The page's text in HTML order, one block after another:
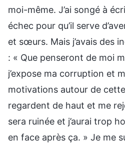
moi-même. J’ai songé à
échec pour qu’il serve
et sœurs. Mais j’avais des
: « Que penseront de moi
j’expose ma corruption et
motivations autour de cette
regardent de haut et me
sera ruinée et j’aurai trop
en face après ça. » Je me